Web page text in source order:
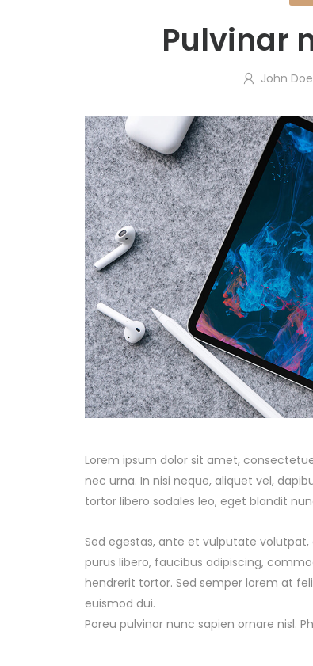
Pulvinar
John Doe
Lorem ipsum dolor sit amet,
nec urna. In nisi neque, aliquet vel,
tortor libero sodales leo, eget blandit
Sed egestas, ante et vulputate
purus libero, faucibus adipiscing,
hendrerit tortor. Sed semper lorem at
euismod dui.
Poreu pulvinar nunc sapien ornare nisl.